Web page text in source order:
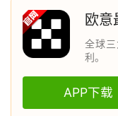
欧意
全球
利。
APP下载